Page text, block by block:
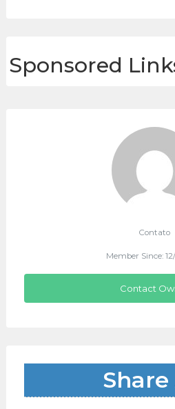
Sponsored
Contato
Member Since:
Contact
Share